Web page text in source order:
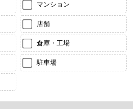
マンション
店舗
倉庫・工場
駐車場